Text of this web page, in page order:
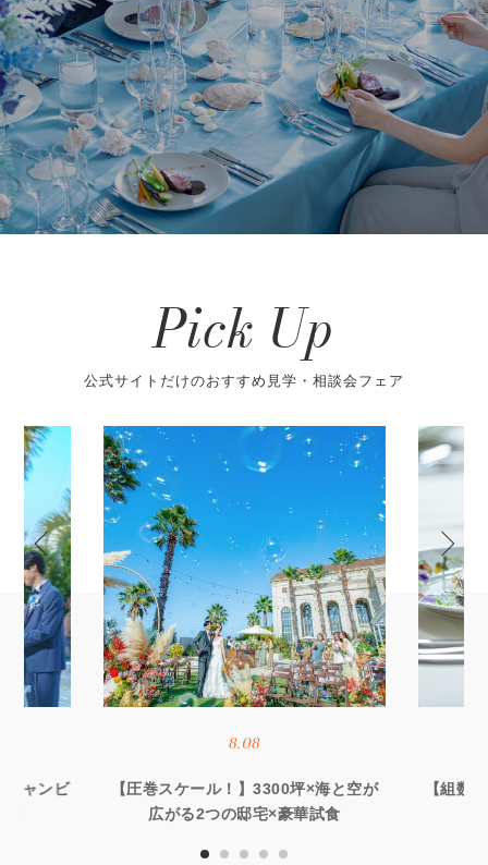
Pick Up
公式サイトだけのおすすめ見学・相談会フェア
シャンビ
8.08
【圧巻スケール！】3300坪×海と空が
広がる2つの邸宅×豪華試食
【組数